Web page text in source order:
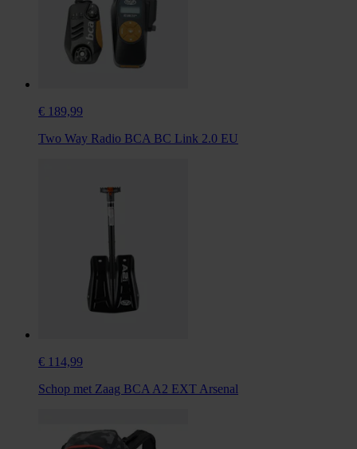
€ 189,99
Two Way Radio BCA BC Link 2.0 EU
€ 114,99
Schop met Zaag BCA A2 EXT Arsenal